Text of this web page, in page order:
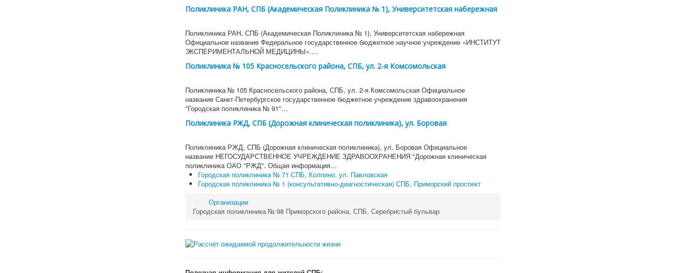
Поликлиника РАН, СПБ (Академическая Поликлиника № 1), Университетская набережная
Поликлиника РАН, СПБ (Академическая Поликлиника № 1), Университетская набережная
Официальное название Федеральное государственное бюджетное научное учреждение «ИНСТИТУТ
ЭКСПЕРИМЕНТАЛЬНОЙ МЕДИЦИНЫ».…
Поликлиника № 105 Красносельского района, СПБ, ул. 2-я Комсомольская
Поликлиника № 105 Красносельского района, СПБ, ул. 2-я Комсомольская Официальное
название Санкт-Петербургское государственное бюджетное учреждение здравоохранения
"Городская поликлиника № 91"…
Поликлиника РЖД, СПБ (Дорожная клиническая поликлиника), ул. Боровая
Поликлиника РЖД, СПБ (Дорожная клиническая поликлиника), ул. Боровая Официальное
название НЕГОСУДАРСТВЕННОЕ УЧРЕЖДЕНИЕ ЗДРАВООХРАНЕНИЯ "Дорожная клиническая
поликлиника ОАО "РЖД". Общая информация…
Городская поликлиника № 71 СПБ, Колпино, ул. Павловская
Городская поликлиника № 1 (консультативно-диагностическая) СПБ, Приморский проспект
Организации
Городская поликлиника № 98 Приморского района, СПБ, Серебристый бульвар